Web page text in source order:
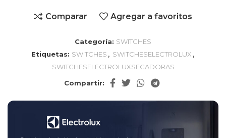
Comparar Agregar a favoritos
Categoría: SWITCHES
Etiquetas: SWITCHES , SWITCHESELECTROLUX ,
SWITCHESELECTROLUXSECADORAS
Compartir: